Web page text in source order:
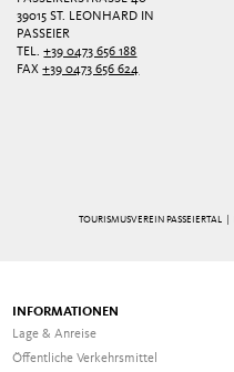
39015 ST. LEONHARD IN
PASSEIER
TEL.+39 0473 656 188
FAX+39 0473 656 624
TOURISMUSVEREIN PASSEIERTAL |
INFORMATIONEN
Lage & Anreise
Öffentliche Verkehrsmittel